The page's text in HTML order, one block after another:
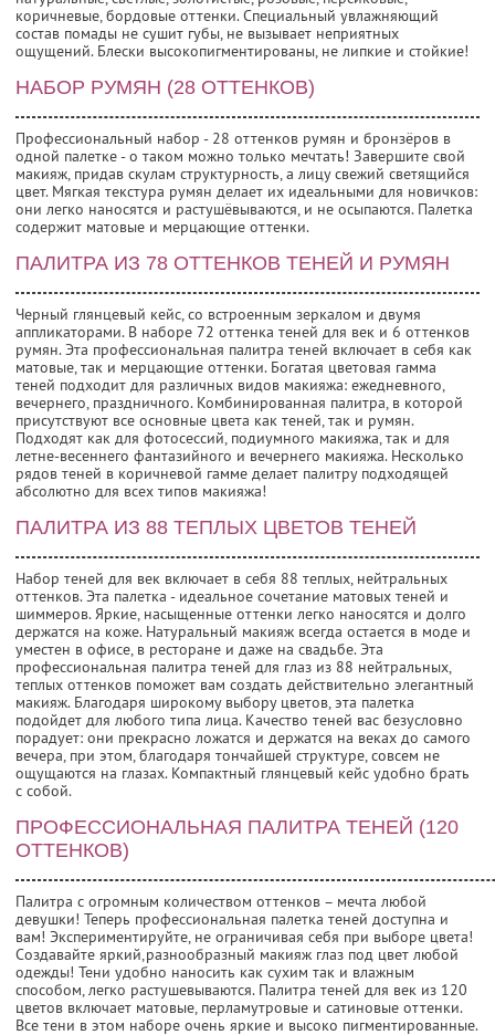
коричневые, бордовые оттенки. Специальный увлажняющий
состав помады не сушит губы, не вызывает неприятных
ощущений. Блески высокопигментированы, не липкие и стойкие!
НАБОР РУМЯН (28 ОТТЕНКОВ)
Профессиональный набор - 28 оттенков румян и бронзёров в
одной палетке - о таком можно только мечтать! Завершите свой
макияж, придав скулам структурность, а лицу свежий светящийся
цвет. Мягкая текстура румян делает их идеальными для новичков:
они легко наносятся и растушёвываются, и не осыпаются. Палетка
содержит матовые и мерцающие оттенки.
ПАЛИТРА ИЗ 78 ОТТЕНКОВ ТЕНЕЙ И РУМЯН
Черный глянцевый кейс, со встроенным зеркалом и двумя
аппликаторами. В наборе 72 оттенка теней для век и 6 оттенков
румян. Эта профессиональная палитра теней включает в себя как
матовые, так и мерцающие оттенки. Богатая цветовая гамма
теней подходит для различных видов макияжа: ежедневного,
вечернего, праздничного. Комбинированная палитра, в которой
присутствуют все основные цвета как теней, так и румян.
Подходят как для фотосессий, подиумного макияжа, так и для
летне-весеннего фантазийного и вечернего макияжа. Несколько
рядов теней в коричневой гамме делает палитру подходящей
абсолютно для всех типов макияжа!
ПАЛИТРА ИЗ 88 ТЕПЛЫХ ЦВЕТОВ ТЕНЕЙ
Набор теней для век включает в себя 88 теплых, нейтральных
оттенков. Эта палетка - идеальное сочетание матовых теней и
шиммеров. Яркие, насыщенные оттенки легко наносятся и долго
держатся на коже. Натуральный макияж всегда остается в моде и
уместен в офисе, в ресторане и даже на свадьбе. Эта
профессиональная палитра теней для глаз из 88 нейтральных,
теплых оттенков поможет вам создать действительно элегантный
макияж. Благодаря широкому выбору цветов, эта палетка
подойдет для любого типа лица. Качество теней вас безусловно
порадует: они прекрасно ложатся и держатся на веках до самого
вечера, при этом, благодаря тончайшей структуре, совсем не
ощущаются на глазах. Компактный глянцевый кейс удобно брать
с собой.
ПРОФЕССИОНАЛЬНАЯ ПАЛИТРА ТЕНЕЙ (120
ОТТЕНКОВ)
Палитра с огромным количеством оттенков – мечта любой
девушки! Теперь профессиональная палетка теней доступна и
вам! Экспериментируйте, не ограничивая себя при выборе цвета!
Создавайте яркий,разнообразный макияж глаз под цвет любой
одежды! Тени удобно наносить как сухим так и влажным
способом, легко растушевываются. Палитра теней для век из 120
цветов включает матовые, перламутровые и сатиновые оттенки.
Все тени в этом наборе очень яркие и высоко пигментированные.